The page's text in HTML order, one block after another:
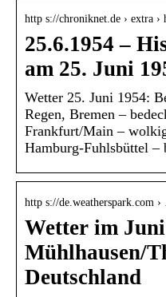
http s://chroniknet.de › extra
25.6.1954 –
am 25. Juni
Wetter 25. Juni 1954:
Regen, Bremen –
Frankfurt/Main –
Hamburg-Fuhlsbüttel
http s://de.weatherspark.com
Wetter im
Mühlhausen/
Deutschland